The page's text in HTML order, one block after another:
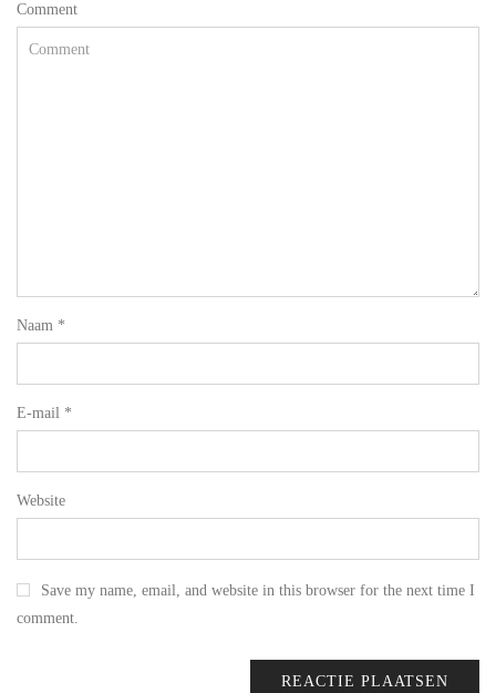
Comment
Naam *
E-mail *
Website
Save my name, email, and website in this browser for the next time I
comment.